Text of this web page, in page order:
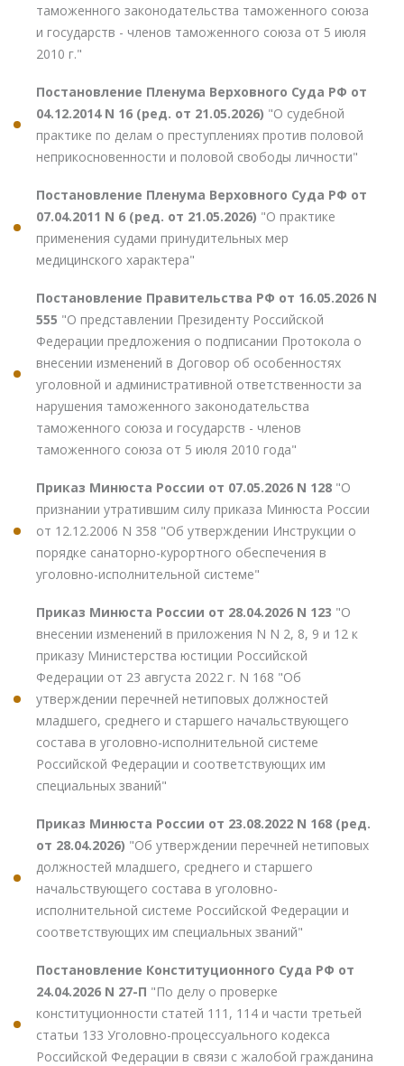
таможенного законодательства таможенного союза
и государств - членов таможенного союза от 5 июля
2010 г."
Постановление Пленума Верховного Суда РФ от
04.12.2014 N 16 (ред. от 21.05.2026) "О судебной
практике по делам о преступлениях против половой
неприкосновенности и половой свободы личности"
Постановление Пленума Верховного Суда РФ от
07.04.2011 N 6 (ред. от 21.05.2026) "О практике
применения судами принудительных мер
медицинского характера"
Постановление Правительства РФ от 16.05.2026 N
555 "О представлении Президенту Российской
Федерации предложения о подписании Протокола о
внесении изменений в Договор об особенностях
уголовной и административной ответственности за
нарушения таможенного законодательства
таможенного союза и государств - членов
таможенного союза от 5 июля 2010 года"
Приказ Минюста России от 07.05.2026 N 128 "О
признании утратившим силу приказа Минюста России
от 12.12.2006 N 358 "Об утверждении Инструкции о
порядке санаторно-курортного обеспечения в
уголовно-исполнительной системе"
Приказ Минюста России от 28.04.2026 N 123 "О
внесении изменений в приложения N N 2, 8, 9 и 12 к
приказу Министерства юстиции Российской
Федерации от 23 августа 2022 г. N 168 "Об
утверждении перечней нетиповых должностей
младшего, среднего и старшего начальствующего
состава в уголовно-исполнительной системе
Российской Федерации и соответствующих им
специальных званий"
Приказ Минюста России от 23.08.2022 N 168 (ред.
от 28.04.2026) "Об утверждении перечней нетиповых
должностей младшего, среднего и старшего
начальствующего состава в уголовно-
исполнительной системе Российской Федерации и
соответствующих им специальных званий"
Постановление Конституционного Суда РФ от
24.04.2026 N 27-П "По делу о проверке
конституционности статей 111, 114 и части третьей
статьи 133 Уголовно-процессуального кодекса
Российской Федерации в связи с жалобой гражданина